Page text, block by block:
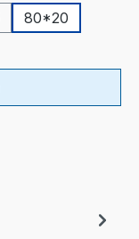
80*20